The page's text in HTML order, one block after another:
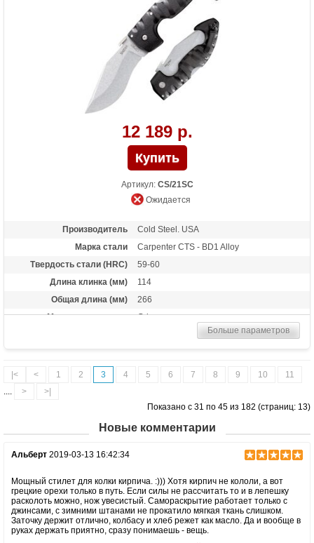
12 189 р.
Артикул: CS/21SC
Ожидается
Производитель
Cold Steel. USA
Марка стали
Carpenter CTS - BD1 Alloy
Твердость стали (HRC)
59-60
Длина клинка (мм)
114
Общая длина (мм)
266
Материал рукоятки
Grivory
Больше параметров
|< < 1 2 3 4 5 6 7 8 9 10
11
....
>
>|
Показано с 31 по 45 из 182 (страниц: 13)
Новые комментарии
Альберт 2019-03-13 16:42:34
Мощный стилет для колки кирпича. :))) Хотя кирпич не кололи, а вот
грецкие орехи только в путь. Если силы не рассчитать то и в лепешку
расколоть можно, нож увесистый. Самораскрытие работает только с
джинсами, с зимними штанами не прокатило мягкая ткань слишком.
Заточку держит отлично, колбасу и хлеб режет как масло. Да и вообще в
руках держать приятно, сразу понимаешь - вещь.